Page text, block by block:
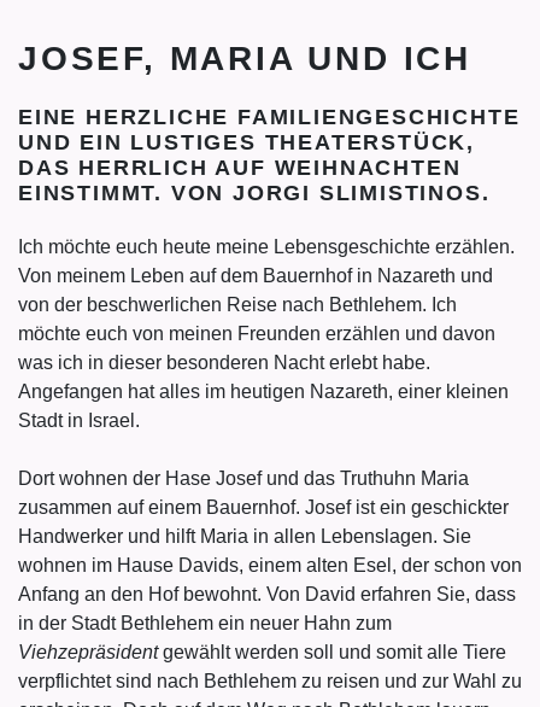
JOSEF, MARIA UND ICH
EINE HERZLICHE FAMILIENGESCHICHTE
UND EIN LUSTIGES THEATERSTÜCK,
DAS HERRLICH AUF WEIHNACHTEN
EINSTIMMT. VON JORGI SLIMISTINOS.
Ich möchte euch heute meine Lebensgeschichte erzählen.
Von meinem Leben auf dem Bauernhof in Nazareth und
von der beschwerlichen Reise nach Bethlehem. Ich
möchte euch von meinen Freunden erzählen und davon
was ich in dieser besonderen Nacht erlebt habe.
Angefangen hat alles im heutigen Nazareth, einer kleinen
Stadt in Israel.
Dort wohnen der Hase Josef und das Truthuhn Maria
zusammen auf einem Bauernhof. Josef ist ein geschickter
Handwerker und hilft Maria in allen Lebenslagen. Sie
wohnen im Hause Davids, einem alten Esel, der schon von
Anfang an den Hof bewohnt. Von David erfahren Sie, dass
in der Stadt Bethlehem ein neuer Hahn zum
Viehzepräsidentgewählt werden soll und somit alle Tiere
verpflichtet sind nach Bethlehem zu reisen und zur Wahl zu